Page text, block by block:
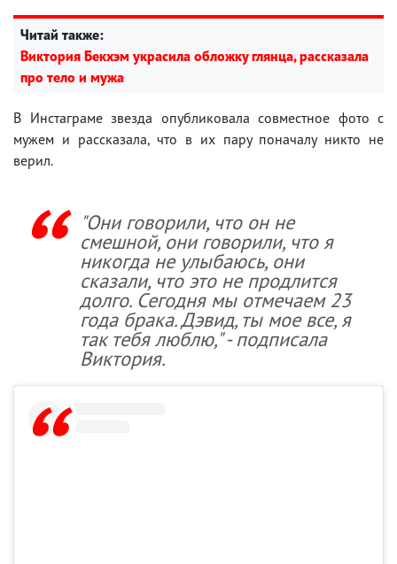
Читай также:
Виктория Бекхэм украсила обложку глянца, рассказала
про тело и мужа
В Инстаграме звезда опубликовала совместное фото с
мужем и рассказала, что в их пару поначалу никто не
верил.
"Они говорили, что он не
смешной, они говорили, что я
никогда не улыбаюсь, они
сказали, что это не продлится
долго. Сегодня мы отмечаем 23
года брака. Дэвид, ты мое все, я
так тебя люблю," - подписала
Виктория.